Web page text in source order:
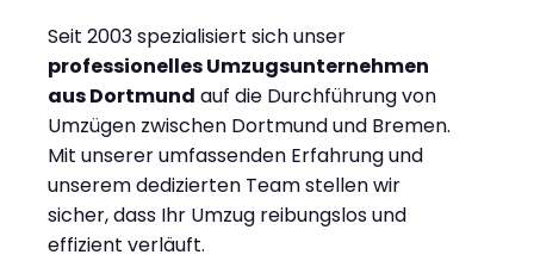
Seit 2003 spezialisiert sich unser
professionelles Umzugsunternehmen
aus Dortmund auf die Durchführung von
Umzügen zwischen Dortmund und Bremen.
Mit unserer umfassenden Erfahrung und
unserem dedizierten Team stellen wir
sicher, dass Ihr Umzug reibungslos und
effizient verläuft.